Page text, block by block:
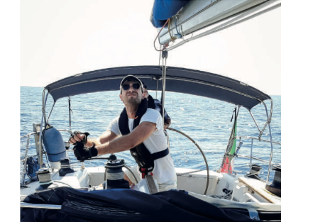
REGATE
NEWS
ISTRUTTORI
I nostri Istruttori
Documenti Istruttori
Spazio Istruttori Canoa
Spazio Istruttori Vela